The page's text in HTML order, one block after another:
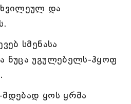
და
სმენასა
ნუცა უგულებელს-ჰყოფ
ყოს ყრმა